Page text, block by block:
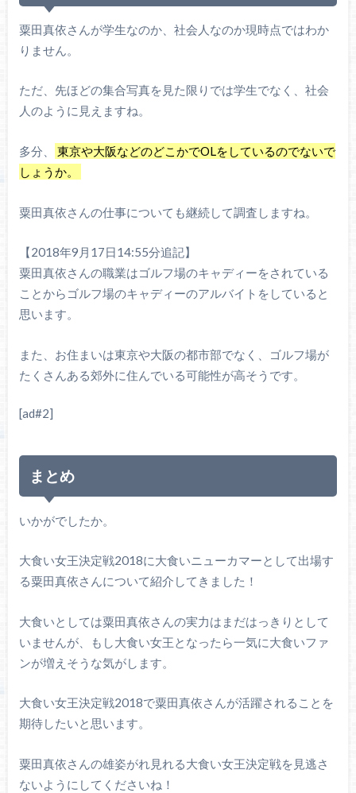
粟田真依さんが学生なのか、社会人なのか現時点ではわか
りません。
ただ、先ほどの集合写真を見た限りでは学生でなく、社会
人のように見えますね。
多分、
東京や大阪などのどこかでOLをしているのでないで
しょうか。
粟田真依さんの仕事についても継続して調査しますね。
【2018年9月17日14:55分追記】
粟田真依さんの職業はゴルフ場のキャディーをされている
ことからゴルフ場のキャディーのアルバイトをしていると
思います。
また、お住まいは東京や大阪の都市部でなく、ゴルフ場が
たくさんある郊外に住んでいる可能性が高そうです。
[ad#2]
まとめ
いかがでしたか。
大食い女王決定戦2018に大食いニューカマーとして出場す
る粟田真依さんについて紹介してきました！
大食いとしては粟田真依さんの実力はまだはっきりとして
いませんが、もし大食い女王となったら一気に大食いファ
ンが増えそうな気がします。
大食い女王決定戦2018で粟田真依さんが活躍されることを
期待したいと思います。
粟田真依さんの雄姿がれ見れる大食い女王決定戦を見逃さ
ないようにしてくださいね！